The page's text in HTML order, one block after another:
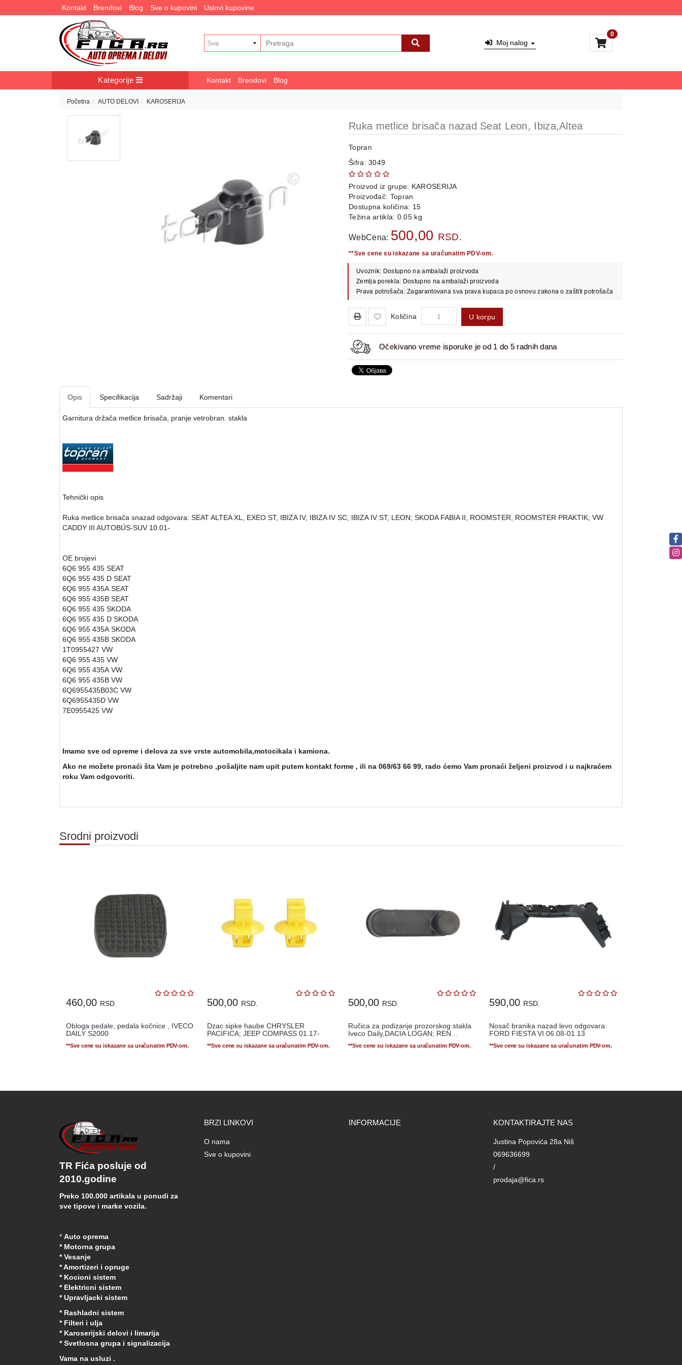
Kontakt Brendovi Blog Sve o kupovini Uslovi kupovine
Moj nalog
0
Kategorije Kontakt Brendovi Blog
Početna AUTO DELOVI KAROSERIJA
Ruka metlice brisača nazad Seat Leon, Ibiza,Altea
Topran
Šifra: 3049
Proizvod iz grupe: KAROSERIJA
Proizvođač: Topran
Dostupna količina: 15
Težina artikla: 0.05 kg
WebCena: 500,00 RSD.
**Sve cene su iskazane sa uračunatim PDV-om.
Uvoznik: Dostupno na ambalaži proizvoda
Zemlja porekla: Dostupno na ambalaži proizvoda
Prava potrošača: Zagarantovana sva prava kupaca po osnovu zakona o zaštiti potrošača
Količina U korpu
Očekivano vreme isporuke je od 1 do 5 radnih dana
Opis Specifikacija Sadržaji Komentari
Garnitura držača metlice brisača, pranje vetrobran. stakla
Tehnički opis
Ruka metlice brisača snazad odgovara: SEAT ALTEA XL, EXEO ST, IBIZA IV, IBIZA IV SC, IBIZA IV ST, LEON; SKODA FABIA II, ROOMSTER, ROOMSTER PRAKTIK; VW
CADDY III AUTOBÚS-SUV 10.01-
OE brojevi
6Q6 955 435 SEAT
6Q6 955 435 D SEAT
6Q6 955 435A SEAT
6Q6 955 435B SEAT
6Q6 955 435 SKODA
6Q6 955 435 D SKODA
6Q6 955 435A SKODA
6Q6 955 435B SKODA
1T0955427 VW
6Q6 955 435 VW
6Q6 955 435A VW
6Q6 955 435B VW
6Q6955435B03C VW
6Q6955435D VW
7E0955425 VW
Imamo sve od opreme i delova za sve vrste automobila,motocikala i kamiona.
Ako ne možete pronaći šta Vam je potrebno ,pošaljite nam upit putem kontakt forme , ili na 069/63 66 99, rado ćemo Vam pronaći željeni proizvod i u najkraćem
roku Vam odgovoriti.
Srodni proizvodi
460,00 RSD.
Obloga pedale, pedala kočnice , IVECO
DAILY S2000
**Sve cene su iskazane sa uračunatim PDV-om.
500,00 RSD.
Dzac sipke haube CHRYSLER
PACIFICA; JEEP COMPASS 01.17-
**Sve cene su iskazane sa uračunatim PDV-om.
500,00 RSD.
Ručica za podizanje prozorskog stakla
Iveco Daily,DACIA LOGAN; REN...
**Sve cene su iskazane sa uračunatim PDV-om.
590,00 RSD.
Nosač branika nazad levo odgovara:
FORD FIESTA VI 06.08-01.13
**Sve cene su iskazane sa uračunatim PDV-om.
TR Fića posluje od
2010.godine
Preko 100.000 artikala u ponudi za
sve tipove i marke vozila.
* Auto oprema
* Motorna grupa
* Vesanje
* Amortizeri i opruge
* Kocioni sistem
* Elektricni sistem
* Upravljacki sistem
* Rashladni sistem
* Filteri i ulja
* Karoserijski delovi i limarija
* Svetlosna grupa i signalizacija
Vama na usluzi .
BRZI LINKOVI
O nama
Sve o kupovini
INFORMACIJE KONTAKTIRAJTE NAS
Justina Popovića 28a Niš
069636699
/
prodaja@fica.rs